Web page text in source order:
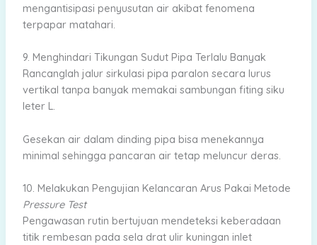
mengantisipasi penyusutan air akibat fenomena
terpapar matahari.
9. Menghindari Tikungan Sudut Pipa Terlalu Banyak
Rancanglah jalur sirkulasi pipa paralon secara lurus
vertikal tanpa banyak memakai sambungan fiting siku
leter L.
Gesekan air dalam dinding pipa bisa menekannya
minimal sehingga pancaran air tetap meluncur deras.
10. Melakukan Pengujian Kelancaran Arus Pakai Metode
Pressure Test
Pengawasan rutin bertujuan mendeteksi keberadaan
titik rembesan pada sela drat ulir kuningan inlet